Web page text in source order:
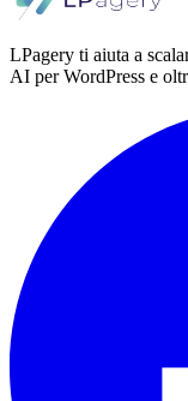
LPagery ti aiuta a
AI per WordPress e